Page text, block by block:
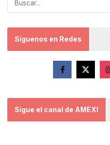
Síguenos en Redes
Sigue el canal de AMEXI